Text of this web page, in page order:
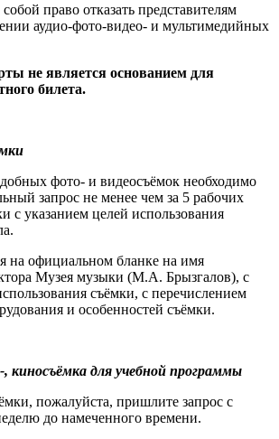
право отказать представителям
аудио-фото-видео- и мультимедийных
не является основанием для
билета.
фото- и видеосъёмок необходимо
запрос не менее чем за 5 рабочих
с указанием целей использования
на официальном бланке на имя
Музея музыки (М.А. Брызгалов), с
съёмки, с перечислением
и особенностей съёмки.
киносъёмка для учебной программы
пожалуйста, пришлите запрос с
до намеченного времени.